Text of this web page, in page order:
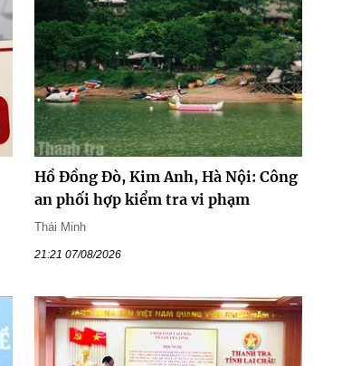
Hồ Đồng Đò, Kim Anh, Hà Nội: Công
an phối hợp kiểm tra vi phạm
Thái Minh
21:21 07/08/2026